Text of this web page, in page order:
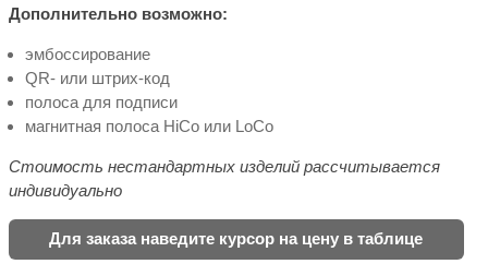
Дополнительно возможно:
эмбоссирование
QR- или штрих-код
полоса для подписи
магнитная полоса HiCo или LoCo
Стоимость нестандартных изделий рассчитывается
индивидуально
Для заказа наведите курсор на цену в таблице